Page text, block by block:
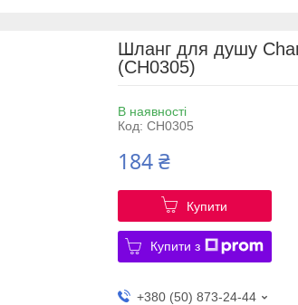
Шланг для душу
(CH0305)
В наявності
Код: CH0305
184 ₴
Купити
Купити з
+380 (50) 873-24-44